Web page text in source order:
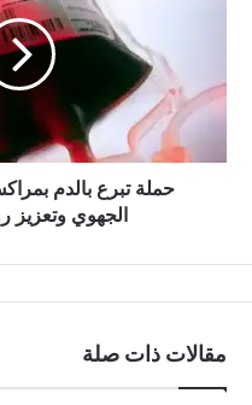
المخزون
الجهوي
روح
حملة تبرع بالدم
الجهوي وتعزيز
مقالات ذات صلة